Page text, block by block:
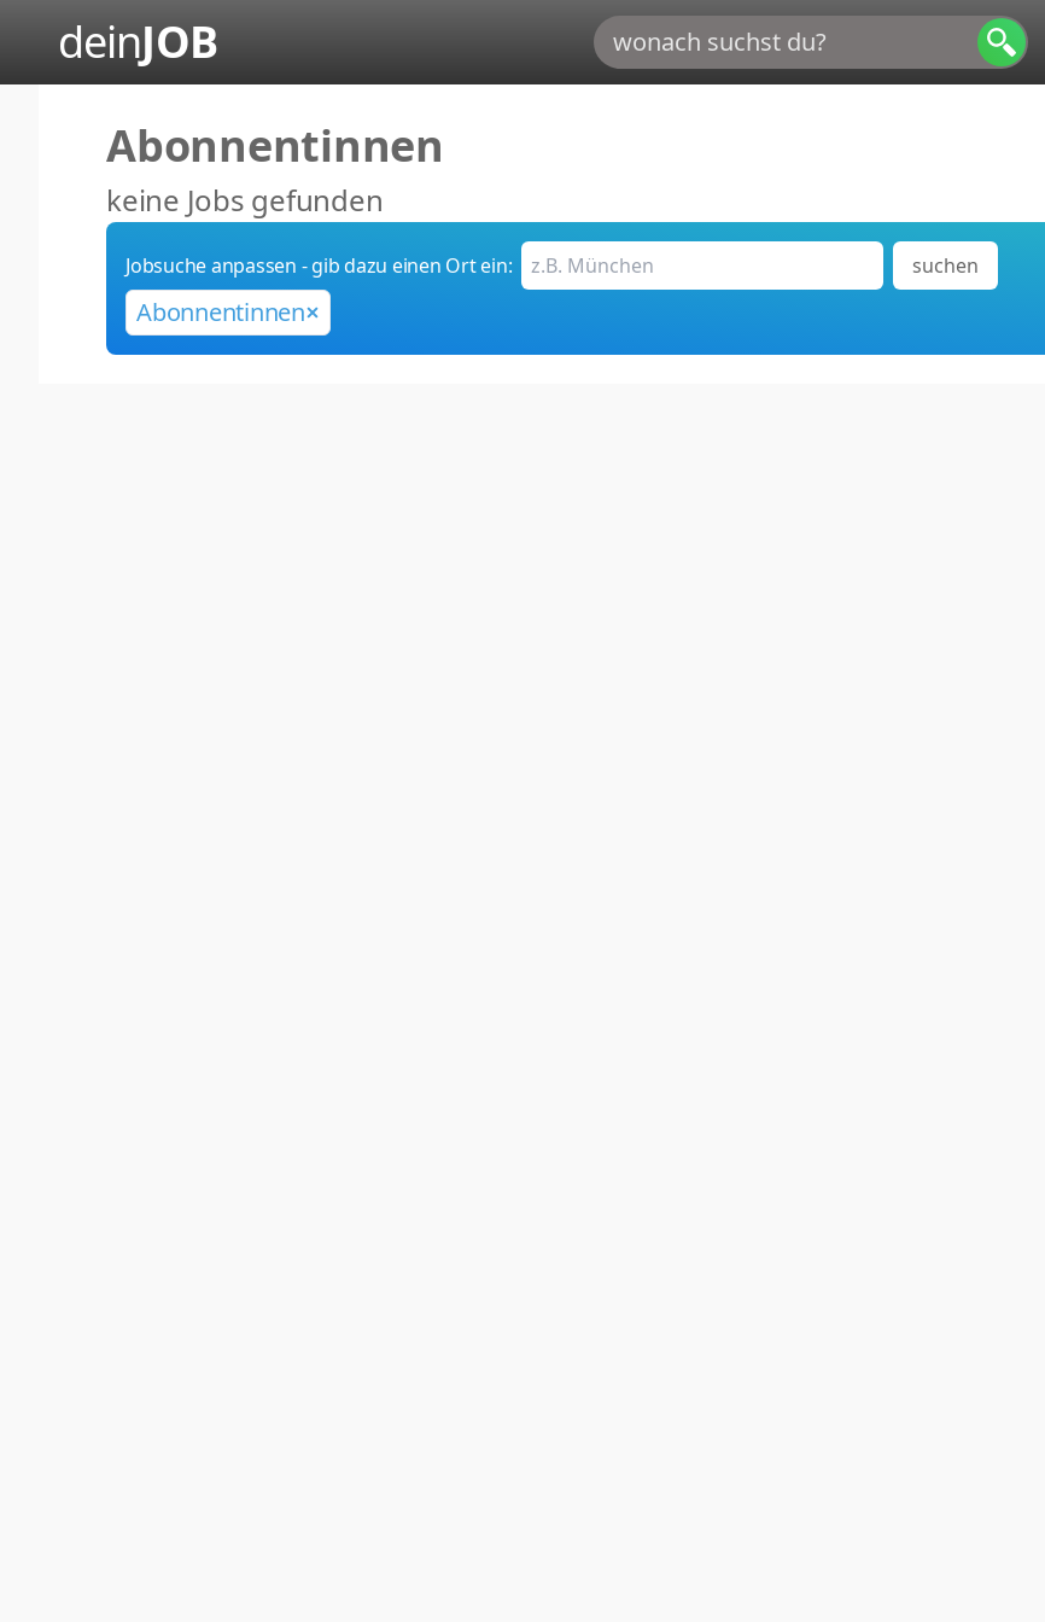
deinJOB
Abonnentinnen
keine Jobs gefunden
Jobsuche anpassen - gib dazu einen Ort ein: suchen
Abonnentinnen